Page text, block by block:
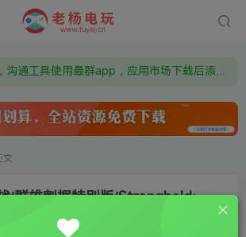
需要什么游戏请联系客服，若链接失效请联系客服，百度网盘边上的激活码也是解压密码
由于微信被封，沟通工具使用最群app，应用市场下载后添加好友：Y9FA49 以后用最群交流解决问题。不再使用微信！
文
/群雄割据特别版/Stronghold: